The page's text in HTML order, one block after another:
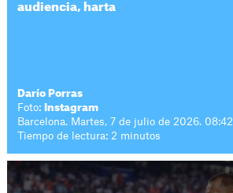
audiencia, harta
Darío Porras
Foto:
Instagram
Barcelona. Martes, 7 de julio de 2026. 08:42
Tiempo de lectura: 2 minutos